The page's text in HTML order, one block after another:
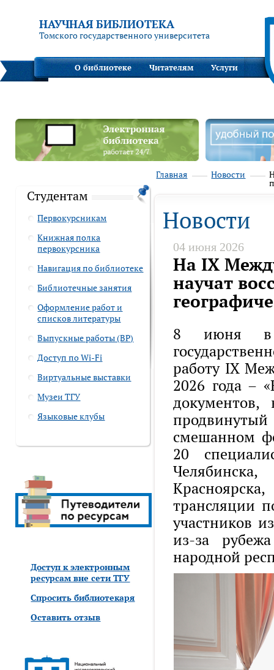
НАУЧНАЯ БИБЛИОТЕКА
Томского государственного университета
О библиотеке Читателям Услуги
Студентам
Первокурсникам
Книжная полка
первокурсника
Навигация по библиотеке
Библиотечные занятия
Оформление работ и
списков литературы
Выпускные работы (ВР)
Доступ по Wi-Fi
Виртуальные выставки
Музеи ТГУ
Языковые клубы
Доступ к электронным
ресурсам вне сети ТГУ
Спросить библиотекаря
Оставить отзыв
Главная Новости
Новости
04 июня 2026
На IX
научат
8 июня в
работу IX
2026 года –
смешанном
20
трансляции
участников
из-за
народной